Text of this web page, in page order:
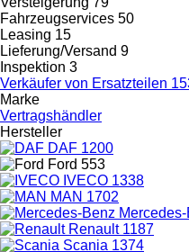
Fahrzeugservices 50
Leasing 15
Lieferung/Versand 9
Inspektion 3
Verkäufer von Ersatzteilen
Marke
Vertragshändler
Hersteller
DAF 1200
Ford 553
IVECO 1338
MAN 1702
Renault 1187
Scania 1374